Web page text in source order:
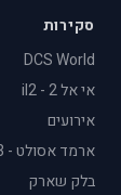
סקירות
DCS World
אי אל 2 - il2
אירועים
ארמד אסולט - Arma 3
בלק שארק